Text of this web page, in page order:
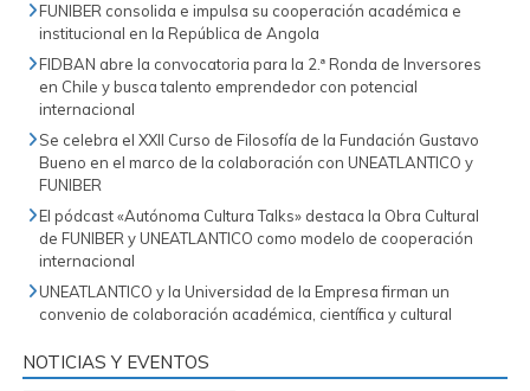
FUNIBER consolida e impulsa su cooperación académica e
institucional en la República de Angola
FIDBAN abre la convocatoria para la 2.ª Ronda de Inversores
en Chile y busca talento emprendedor con potencial
internacional
Se celebra el XXII Curso de Filosofía de la Fundación Gustavo
Bueno en el marco de la colaboración con UNEATLANTICO y
FUNIBER
El pódcast «Autónoma Cultura Talks» destaca la Obra Cultural
de FUNIBER y UNEATLANTICO como modelo de cooperación
internacional
UNEATLANTICO y la Universidad de la Empresa firman un
convenio de colaboración académica, científica y cultural
NOTICIAS Y EVENTOS